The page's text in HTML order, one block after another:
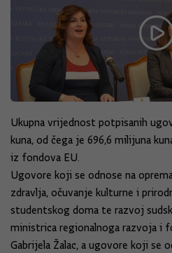
Ukupna vrijednost potpisanih
kuna, od čega je 696,6 milijuna
iz fondova EU.
Ugovore koji se odnose na
zdravlja, očuvanje kulturne i
studentskog doma te razvoj
ministrica regionalnoga razvoja i
Gabrijela Žalac, a ugovore koji se